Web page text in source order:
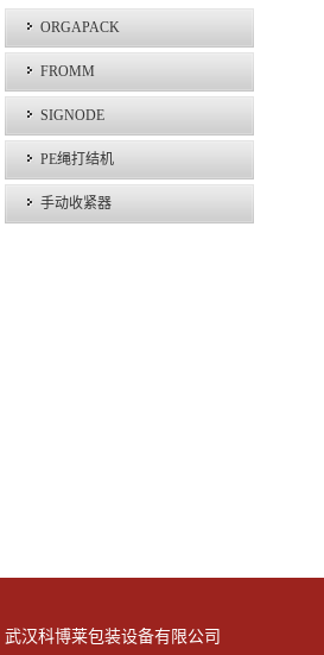
ORGAPACK
FROMM
SIGNODE
PE绳打结机
手动收紧器
武汉科博莱包装设备有限公司